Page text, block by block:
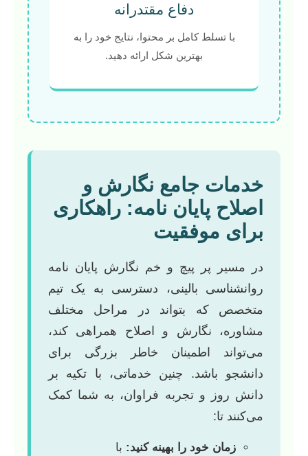
دفاع مقتدرانه
با تسلط کامل بر محتوا، نتایج خود را به
بهترین شکل ارائه دهید.
خدمات جامع نگارش و
اصلاح پایان نامه: راهکاری
برای موفقیت
در مسیر پر پیچ و خم نگارش پایان نامه
روانشناسی بالینی، دسترسی به یک تیم
متخصص که بتواند در مراحل مختلف
مشاوره، نگارش و اصلاح همراهی کند،
می‌تواند اطمینان خاطر بزرگی برای
دانشجو باشد. چنین خدماتی، با تکیه بر
دانش روز و تجربه فراوان، به شما کمک
می‌کنند تا:
زمان خود را بهینه کنید: با